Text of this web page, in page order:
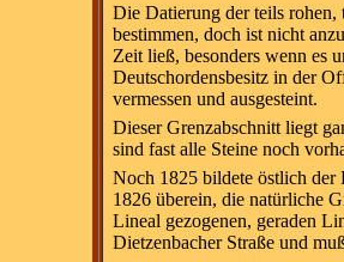
Die Datierung der teils rohen,
bestimmen, doch ist nicht
Zeit ließ, besonders wenn es
Deutschordensbesitz in der
vermessen und ausgesteint.
Dieser Grenzabschnitt liegt
sind fast alle Steine noch
Noch 1825 bildete östlich der
1826 überein, die natürliche
Lineal gezogenen, geraden
Dietzenbacher Straße und